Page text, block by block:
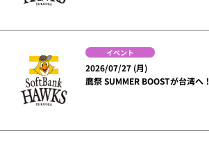
イベント
2026/07/27 (月)
鷹祭 SUMMER BOOSTが台湾へ！